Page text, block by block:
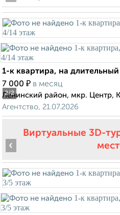
2/2
1-к квартира, на
7 000 ₽ в месяц
Ленинский район, мкр. Центр,
Агентство, 21.07.2026
Виртуальные 3D-
‹